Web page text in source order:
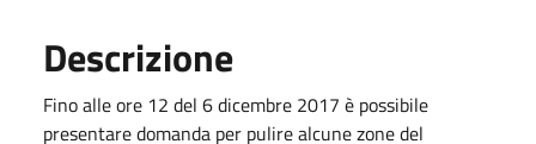
Descrizione
Fino alle ore 12 del 6 dicembre 2017 è possibile
presentare domanda per pulire alcune zone del